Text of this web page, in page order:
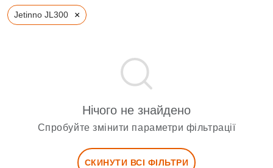
Jetinno JL300 ×
Нічого не знайдено
Спробуйте змінити параметри фільтрації
СКИНУТИ ВСІ ФІЛЬТРИ